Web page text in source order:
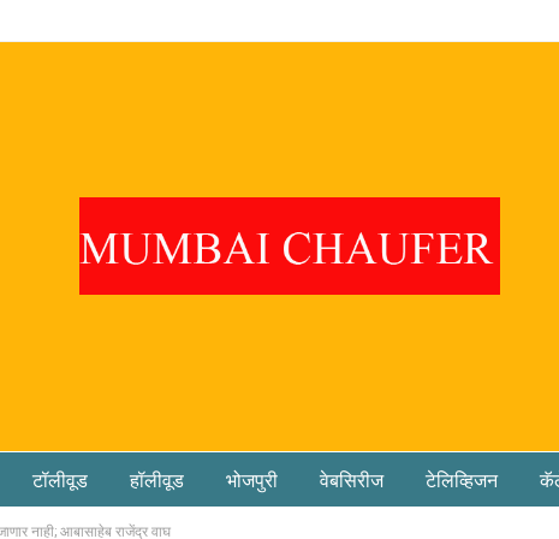
टॉलीवूड हॉलीवूड भोजपुरी वेबसिरीज टेलिव्हिजन
नाही; आबासाहेब राजेंद्र वाघ